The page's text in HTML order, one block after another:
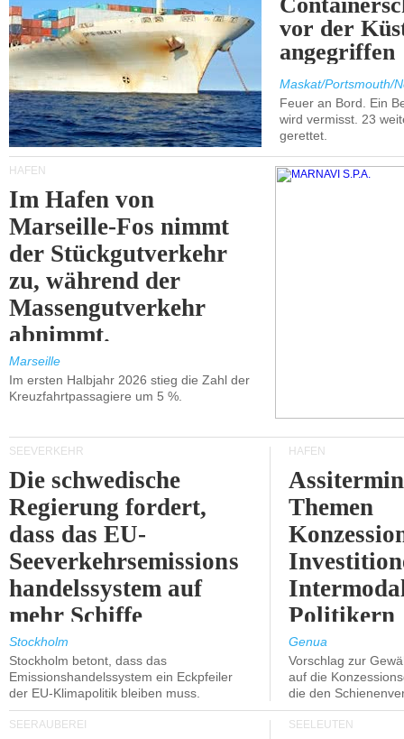
vor der
angegriffen
Maskat/Portsmouth/
Feuer an Bord. Ein
wird vermisst. 23
gerettet.
HÄFEN
Im Hafen von
Marseille-Fos nimmt
der Stückgutverkehr
zu, während der
Massengutverkehr
abnimmt.
Marseille
Im ersten Halbjahr 2026 stieg die Zahl der
Kreuzfahrtpassagiere um 5 %.
SEEVERKEHR
Die schwedische
Regierung fordert,
dass das EU-
Seeverkehrsemissions
handelssystem auf
mehr Schiffe
ausgeweitet wird.
Stockholm
Stockholm betont, dass das
Emissionshandelssystem ein Eckpfeiler
der EU-Klimapolitik bleiben muss.
HÄFEN
Themen
Politikern
Genua
Vorschlag zur
auf die
die den
SEERÄUBEREI SEELEUTEN